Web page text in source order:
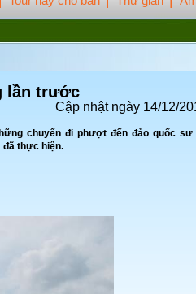
lần trước
Cập nhật ngày 14/12/
chuyến đi phượt đến đảo quốc
đã thực hiện.